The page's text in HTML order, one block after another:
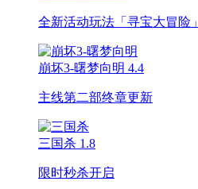
全新活动玩法「寻宝大冒险」
崩坏3-曙梦向明 4.4
主线第二部终章更新
三国杀 1.8
限时秒杀开启